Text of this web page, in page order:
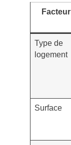
Facteur
Type de
logement
Surface